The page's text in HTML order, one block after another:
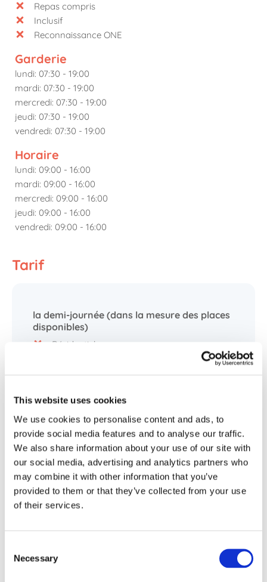
This website uses cookies
We use cookies to personalise content and ads, to
provide social media features and to analyse our traffic.
We also share information about your use of our site with
our social media, advertising and analytics partners who
may combine it with other information that you’ve
provided to them or that they’ve collected from your use
of their services.
Selection
Necessary
Repas compris
Inclusif
Reconnaissance ONE
Garderie
lundi: 07:30 - 19:00
mardi: 07:30 - 19:00
mercredi: 07:30 - 19:00
jeudi: 07:30 - 19:00
vendredi: 07:30 - 19:00
Horaire
lundi: 09:00 - 16:00
mardi: 09:00 - 16:00
mercredi: 09:00 - 16:00
jeudi: 09:00 - 16:00
vendredi: 09:00 - 16:00
Tarif
la demi-journée (dans la mesure des places
disponibles)
Résidentiel
€ 11
à la journée
Résidentiel
Inclusif